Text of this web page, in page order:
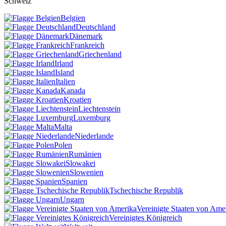
Belgien
Deutschland
Dänemark
Frankreich
Griechenland
Irland
Island
Italien
Kanada
Kroatien
Liechtenstein
Luxemburg
Malta
Niederlande
Polen
Rumänien
Slowakei
Slowenien
Spanien
Tschechische Republik
Ungarn
Vereinigte Staaten von
Vereinigtes Königreich